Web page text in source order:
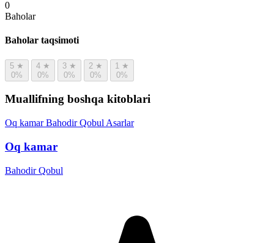
0
Baholar
Baholar taqsimoti
5 ★
0%
4 ★
0%
3 ★
0%
2 ★
0%
1 ★
0%
Muallifning boshqa kitoblari
Oq kamar Bahodir Qobul Asarlar
Oq kamar
Bahodir Qobul